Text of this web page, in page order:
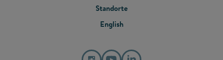
Standorte
English